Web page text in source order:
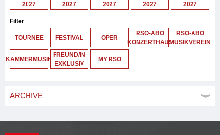
2027
2027
2027
2027
2027
Filter
TOURNEE FESTIVAL OPER
RSO-ABO
KONZERTHAUS
RSO-ABO
MUSIKVEREIN
KAMMERMUSIK
FREUND/IN
EXKLUSIV
MY RSO
ARCHIVE